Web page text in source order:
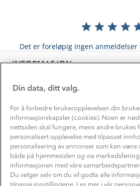
Det er foreløpig ingen
INFORMASJON
Bedrift, barnehage og SFO
Presse
OM OSS
Samarbeide med oss?
TIPS OG RÅD
Vask og vedlikehold
EL-retur
Store størrelser
Turmat oppskrifter
Beredskap
AKTIVITETER
Få turinspirasjon og tips her⛰
Overnatte utendørs⛺
Leirskole 🥾
Barnehageansatt
Tips til hyttetur
Din data, ditt valg.
For å forbedre brukeropplevelsen din
informasjonskapsler (cookies). Noen er
nettsiden skal fungere, mens andre brukes
personalisert opplevelse med tilpasset
personalisering av annonser som kan være
både på hjemmesiden og via
informasjonen med våre
Du velger selv om du vil godta alle
tilpasse innstillingene. Les mer i vår